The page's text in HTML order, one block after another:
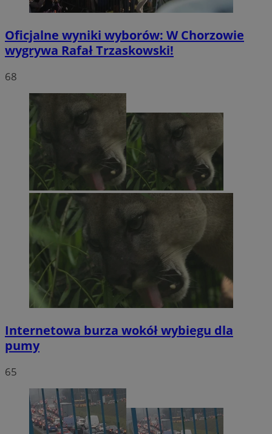
Oficjalne wyniki wyborów: W Chorzowie
wygrywa Rafał Trzaskowski!
68
Internetowa burza wokół wybiegu dla
pumy
65